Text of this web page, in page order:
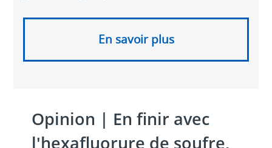
En savoir plus
Opinion | En finir avec
l'hexafluorure de soufre,